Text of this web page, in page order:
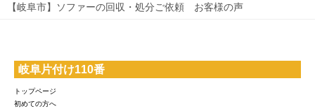
【岐阜市】ソファーの回収・処分ご依頼 お客様の声
岐阜片付け110番
トップページ
初めての方へ